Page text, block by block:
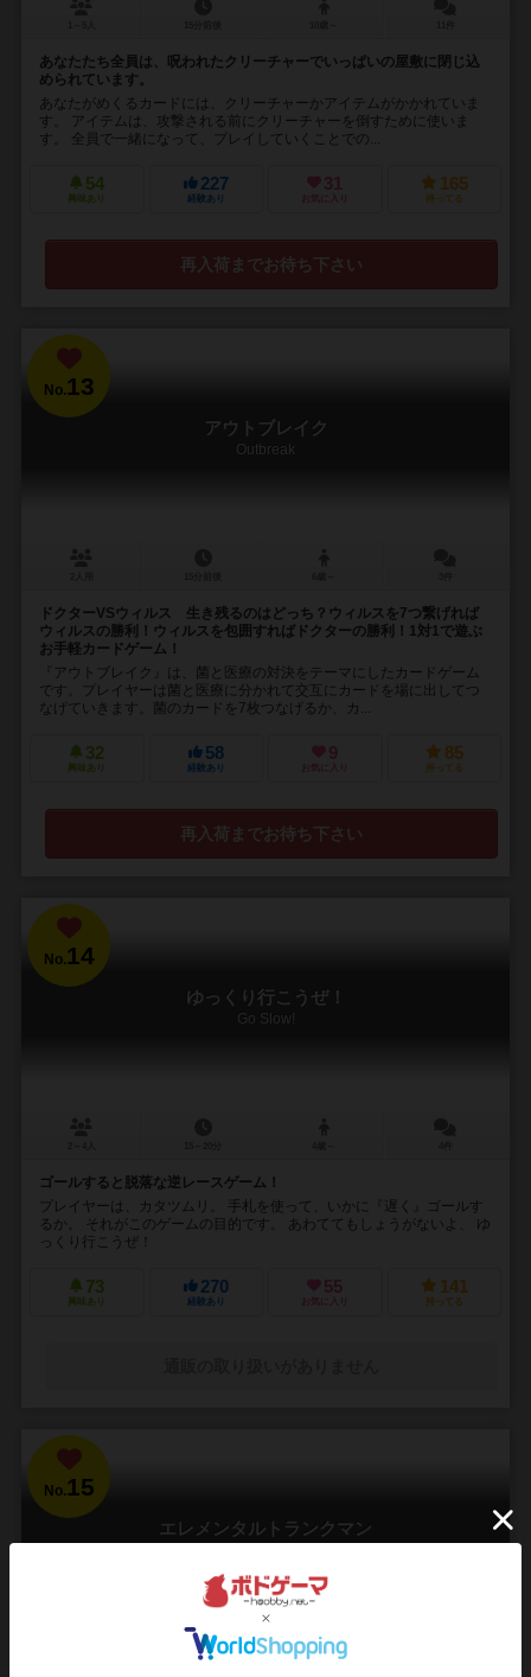
あなたたち全員は、呪われたクリーチャーでいっぱいの屋敷に閉じ込
められています。
あなたがめくるカードには、クリーチャーかアイテムがかかれていま
す。 アイテムは、攻撃される前にクリーチャーを倒すために使いま
す。 全員で一緒になって、プレイしていくことでの...
54
興味あり
227
経験あり
31
お気に入り
165
持ってる
再入荷までお待ち下さい
No.13
アウトブレイク
Outbreak
ドクターVSウィルス 生き残るのはどっち？ウィルスを7つ繋げれば
ウィルスの勝利！ウィルスを包囲すればドクターの勝利！1対1で遊ぶ
お手軽カードゲーム！
『アウトブレイク』は、菌と医療の対決をテーマにしたカードゲーム
です。プレイヤーは菌と医療に分かれて交互にカードを場に出してつ
なげていきます。菌のカードを7枚つなげるか、カ...
32
興味あり
58
経験あり
9
お気に入り
85
持ってる
再入荷までお待ち下さい
No.14
ゆっくり行こうぜ！
Go Slow!
ゴールすると脱落な逆レースゲーム！
プレイヤーは、カタツムリ。 手札を使って、いかに『遅く』ゴールす
るか。 それがこのゲームの目的です。 あわててもしょうがないよ、 ゆ
っくり行こうぜ！
73
興味あり
270
経験あり
55
お気に入り
141
持ってる
No.15
エレメンタルトランクマン